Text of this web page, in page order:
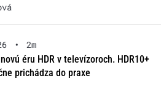
•
2m
éru HDR v televízoroch. HDR10+
prichádza do praxe